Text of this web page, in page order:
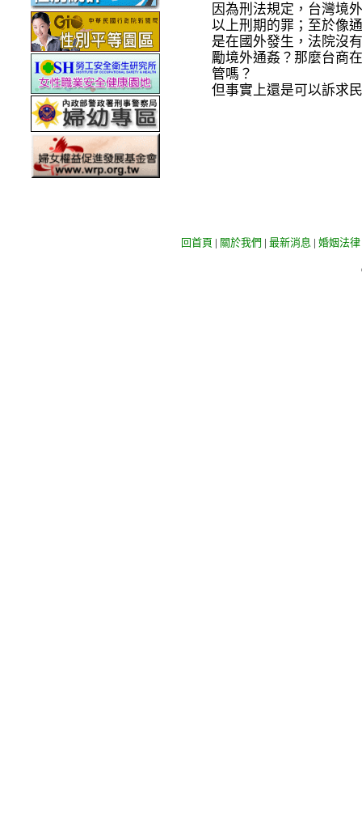
因為刑法規定，台灣境
以上刑期的罪；至於像
是在國外發生，法院沒
勵境外通姦？那麼台商
管嗎？
但事實上還是可以訴求
回首頁 | 關於我們 | 最新消息 | 婚姻法律